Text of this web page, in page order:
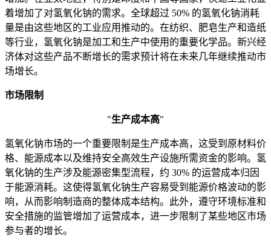
着增加了对氢氧化钠的需求。全球超过 50% 的氢氧化钠消耗
量是由这些地区的工业应用推动的。在纺织、肥皂生产和造纸
等行业，氢氧化钠是加工和生产中使用的重要化学品。新兴经
济体对这些产品不断增长的需求预计将在未来几年继续推动市
场增长。
市场限制
"生产成本高"
氢氧化钠市场的一个重要限制是生产成本高，这受到原材料价
格、能源成本以及维持安全高效生产设施所需资金的影响。氢
氧化钠的生产涉及能源密集型流程，约 30% 的运营成本归因
于能源消耗。这使得氢氧化钠生产容易受到能源价格波动的影
响，从而影响制造商的整体成本结构。此外，遵守环境标准和
安全措施的监管增加了运营成本，进一步限制了某些地区市场
参与者的增长。